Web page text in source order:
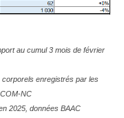
au cumul 3 mois de février
enregistrés par les
NC
2025, données BAAC